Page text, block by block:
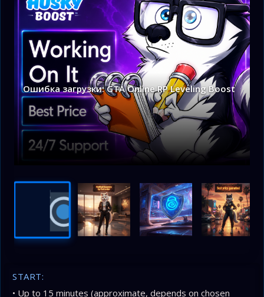
Ошибка загрузки: GTA Online RP Leveling Boost
START:
• Up to 15 minutes (approximate, depends on chosen